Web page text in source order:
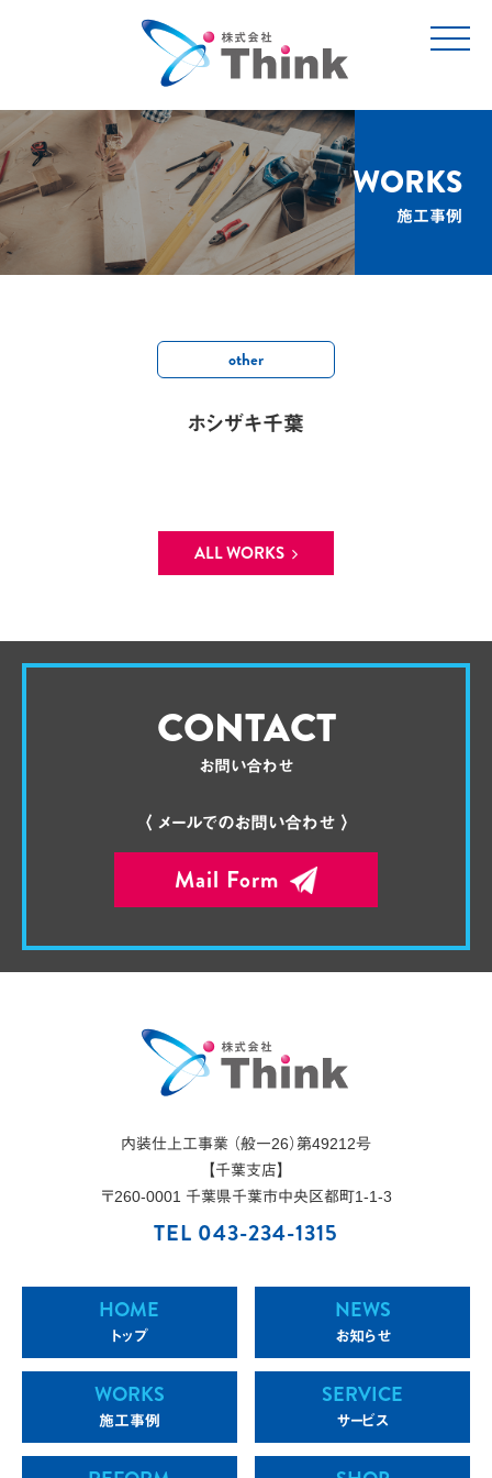
t
o
v
i
a
WORKS
施工事例
other
ホシザキ千葉
ALL WORKS
CONTACT
お問い合わせ
〈 メールでのお問い合わせ 〉
Mail Form
内装仕上工事業 （般一26）第49212号
【千葉支店】
〒260-0001 千葉県千葉市中央区都町1-1-3
TEL 043-234-1315
HOME
トップ
NEWS
お知らせ
WORKS
施工事例
SERVICE
サービス